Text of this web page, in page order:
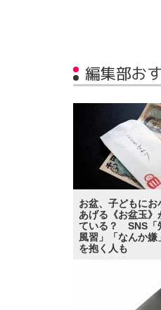
編集部お
お盆、子どもにお
あげる《お盆玉》
ている？ SNS「
風習」「なんか嫌
を抱く人も